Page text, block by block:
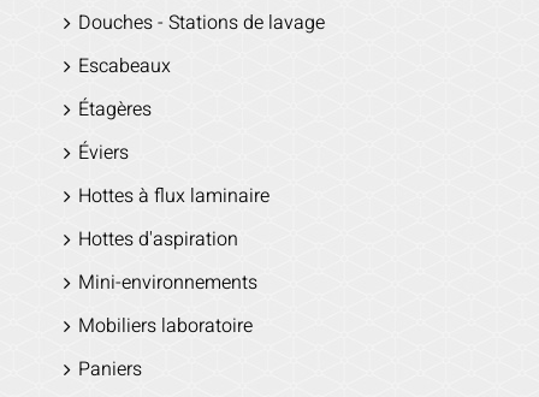
Douches - Stations de lavage
Escabeaux
Étagères
Éviers
Hottes à flux laminaire
Hottes d'aspiration
Mini-environnements
Mobiliers laboratoire
Paniers